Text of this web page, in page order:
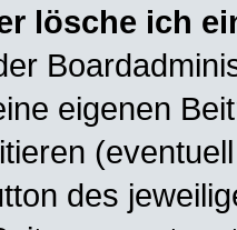
lösche ich
eigenen
des